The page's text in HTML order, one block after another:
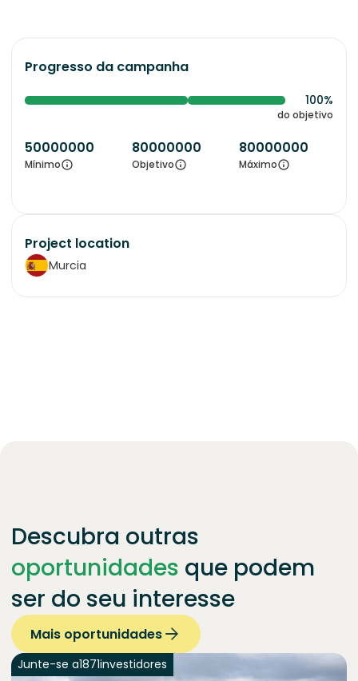
Progresso da campanha
100%
do objetivo
50000000
Mínimo
80000000
Objetivo
80000000
Máximo
Project location
Murcia
Descubra outras
oportunidades que podem
ser do seu interesse
Mais oportunidades
Junte-se a1871investidores